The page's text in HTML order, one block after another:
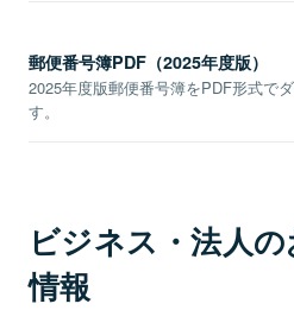
郵便番号簿PDF（2025年度版）
2025年度版郵便番号簿をPDF形式で
す。
ビジネス・法人
情報